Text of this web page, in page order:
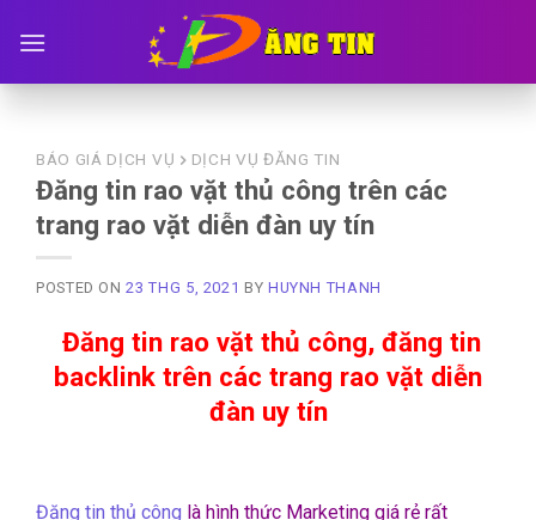
BÁO GIÁ DỊCH VỤ DỊCH VỤ ĐĂNG TIN
Đăng tin rao vặt thủ công trên các
trang rao vặt diễn đàn uy tín
POSTED ON23 THG 5, 2021BY HUYNH THANH
Đăng tin rao vặt thủ công, đăng tin
backlink trên các trang rao vặt diễn
đàn uy tín
Đăng tin thủ công là hình thức Marketing giá rẻ rất